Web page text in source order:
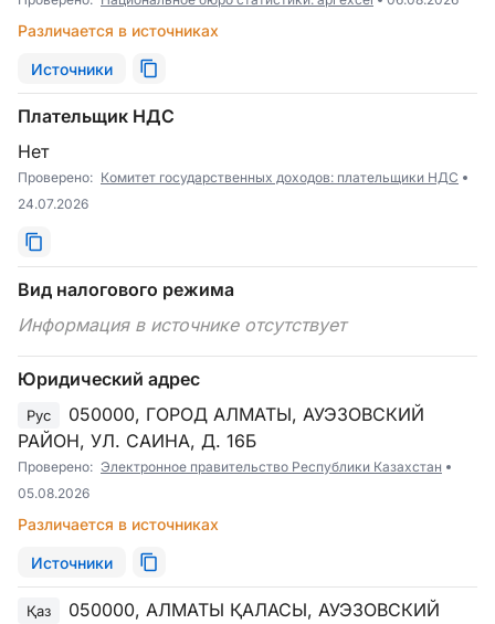
Различается в источниках
Источники
Плательщик НДС
Нет
Проверено: Комитет государственных доходов: плательщики НДС
24.07.2026
Вид налогового режима
Информация в источнике отсутствует
Юридический адрес
Рус
050000, ГОРОД АЛМАТЫ, АУЭЗОВСКИЙ
РАЙОН, УЛ. САИНА, Д. 16Б
Проверено: Электронное правительство Республики Казахстан
05.08.2026
Различается в источниках
Источники
Қаз
050000, АЛМАТЫ ҚАЛАСЫ, АУЭЗОВСКИЙ